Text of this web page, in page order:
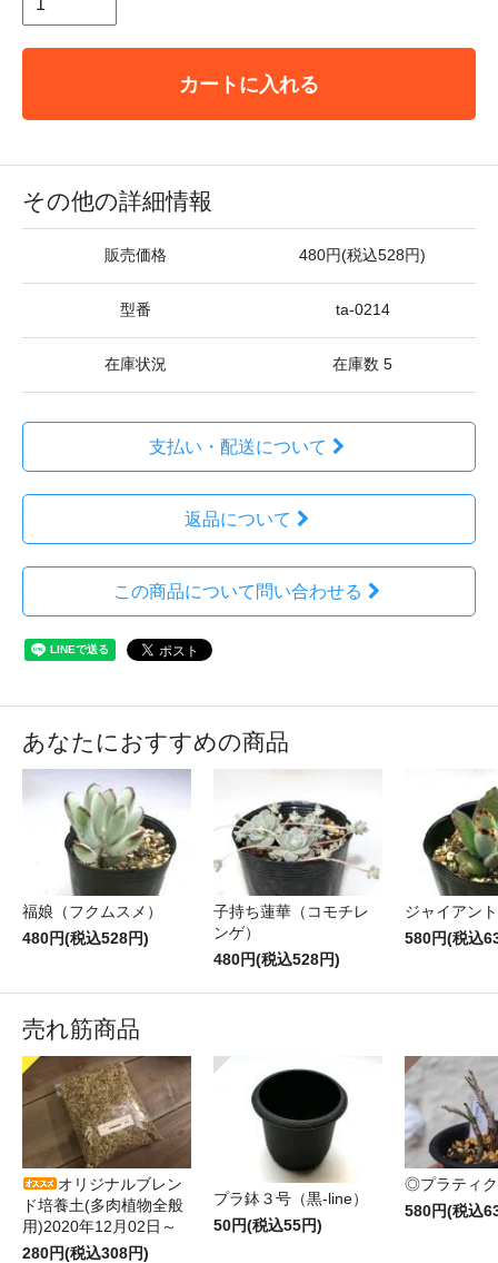
カートに入れる
その他の詳細情報
販売価格 480円(税込528円)
型番 ta-0214
在庫状況 在庫数 5
支払い・配送について
返品について
この商品について問い合わせる
あなたにおすすめの商品
福娘（フクムスメ）
480円(税込528円)
子持ち蓮華（コモチレ
ンゲ）
480円(税込528円)
ジャイアン
580円(税込
売れ筋商品
オリジナルブレン
ド培養土(多肉植物全般
用)2020年12月02日～
280円(税込308円)
プラ鉢３号（黒-line）
50円(税込55円)
◎プラティ
580円(税込